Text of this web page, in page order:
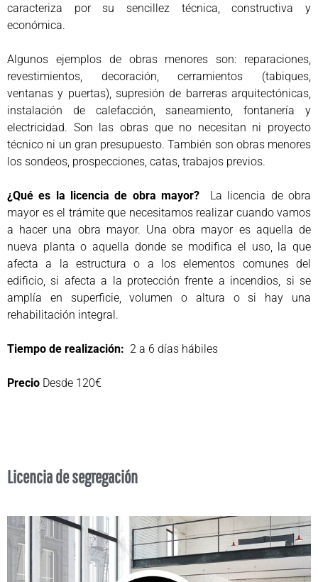
caracteriza por su sencillez técnica, constructiva y
económica.
Algunos ejemplos de obras menores son: reparaciones,
revestimientos, decoración, cerramientos (tabiques,
ventanas y puertas), supresión de barreras arquitectónicas,
instalación de calefacción, saneamiento, fontanería y
electricidad. Son las obras que no necesitan ni proyecto
técnico ni un gran presupuesto. También son obras menores
los sondeos, prospecciones, catas, trabajos previos.
¿Qué es la licencia de obra mayor?
La licencia de obra
mayor es el trámite que necesitamos realizar cuando vamos
a hacer una obra mayor. Una obra mayor es aquella de
nueva planta o aquella donde se modifica el uso, la que
afecta a la estructura o a los elementos comunes del
edificio, si afecta a la protección frente a incendios, si se
amplía en superficie, volumen o altura o si hay una
rehabilitación integral.
Tiempo de realización: 2 a 6 días hábiles
Precio Desde 120€
Licencia de segregación